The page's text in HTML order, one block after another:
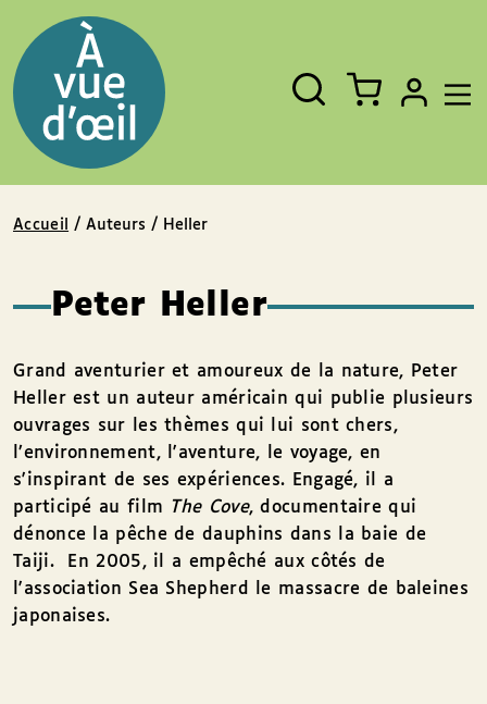
Fermer
Rechercher
un
livre,
un
auteur,
un
EAN
Accueil / Auteurs / Heller
Peter Heller
Grand aventurier et amoureux de la nature, Peter
Heller est un auteur américain qui publie plusieurs
ouvrages sur les thèmes qui lui sont chers,
l’environnement, l'aventure, le voyage, en
s'inspirant de ses expériences. Engagé, il a
participé au film The Cove, documentaire qui
dénonce la pêche de dauphins dans la baie de
Taiji. En 2005, il a empêché aux côtés de
l'association Sea Shepherd le massacre de baleines
japonaises.